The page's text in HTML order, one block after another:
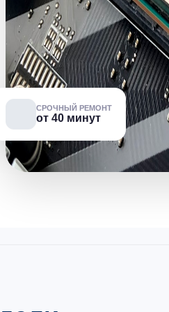
СРОЧНЫЙ РЕМОНТ
от 40 минут